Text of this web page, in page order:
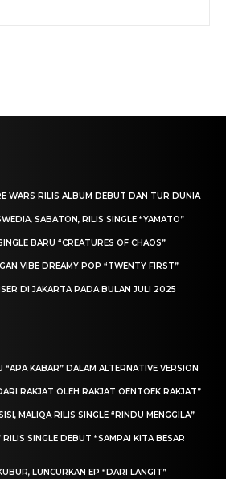
WARS RILIS ALBUM DEBUT DAN TUR DUNIA
SABATON, RILIS SINGLE “YAMATO”
BARU “CREATURES OF CHAOS”
VIBE DREAMY POP “TWENTY FIRST”
DI JAKARTA PADA BULAN JULI 2025
“APA KABAR” DALAM ALTERNATIVE VERSION
RAKJAT OLEH RAKJAT OENTOEK RAKJAT”
MALIQA RILIS SINGLE “RINDU MENGGILA”
RILIS SINGLE DEBUT “SAMPAI KITA BESAR
LUNCURKAN EP “DARI LANGIT”